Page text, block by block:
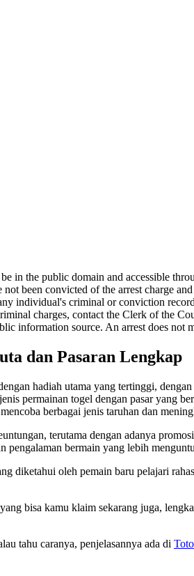
in the public domain and accessible
been convicted of the arrest charge
individual's criminal or conviction
charges, contact the Clerk of the
information source. An arrest does not
dan Pasaran Lengkap
hadiah utama yang tertinggi,
permainan togel dengan pasar yang
berbagai jenis taruhan dan
terutama dengan adanya
pengalaman bermain yang lebih
diketahui oleh pemain baru pelajari
bisa kamu klaim sekarang juga,
tahu caranya, penjelasannya ada di